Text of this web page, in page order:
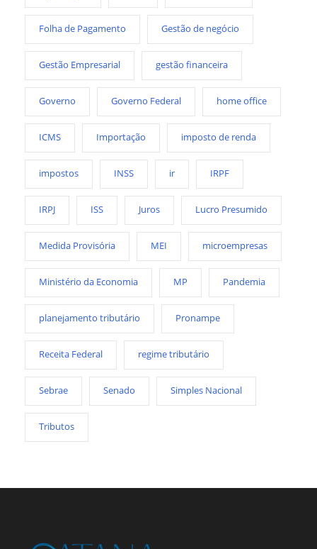
Folha de Pagamento Gestão de negócio
Gestão Empresarial gestão financeira
Governo Governo Federal home office
ICMS Importação imposto de renda
impostos INSS ir IRPF
IRPJ ISS Juros Lucro Presumido
Medida Provisória MEI microempresas
Ministério da Economia MP Pandemia
planejamento tributário Pronampe
Receita Federal regime tributário
Sebrae Senado Simples Nacional
Tributos